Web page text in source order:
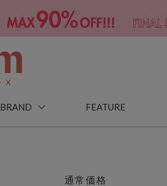
BRAND FEATURE
通常価格